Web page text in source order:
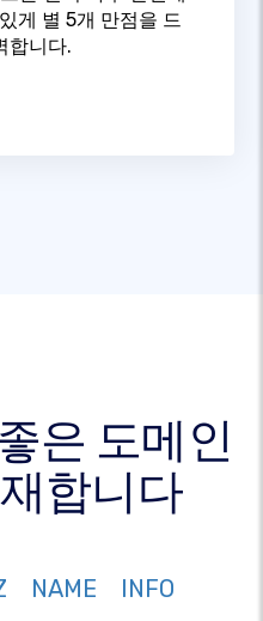
게 별 5개 만점을 드
합니다.
은 도메인
합니다
NAME
INFO